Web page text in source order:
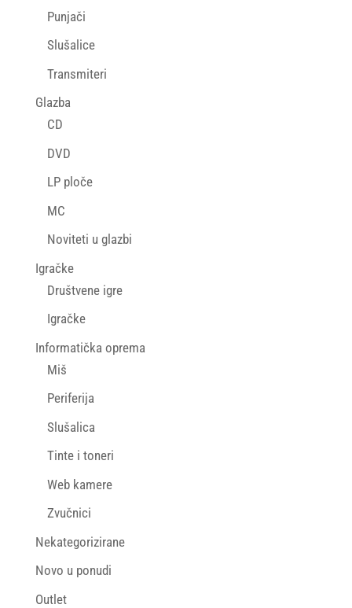
Punjači
Slušalice
Transmiteri
Glazba
CD
DVD
LP ploče
MC
Noviteti u glazbi
Igračke
Društvene igre
Igračke
Informatička oprema
Miš
Periferija
Slušalica
Tinte i toneri
Web kamere
Zvučnici
Nekategorizirane
Novo u ponudi
Outlet